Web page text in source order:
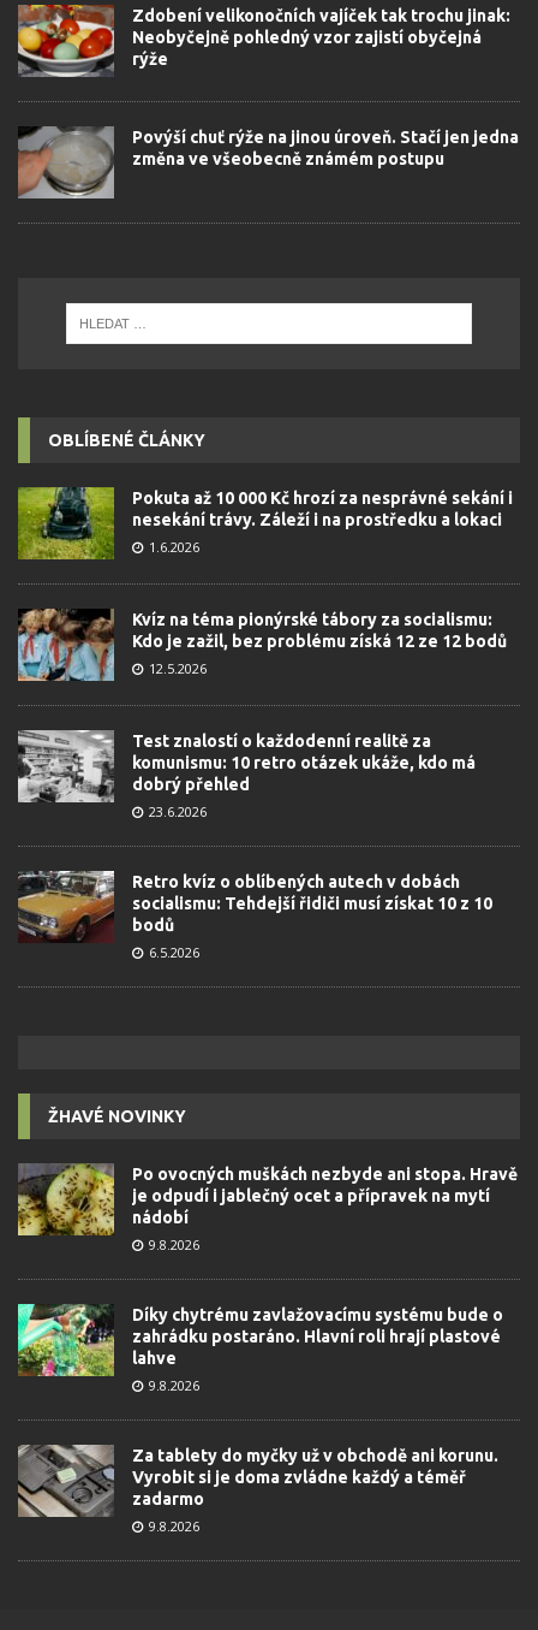
Zdobení velikonočních vajíček tak trochu jinak:
Neobyčejně pohledný vzor zajistí obyčejná
rýže
Povýší chuť rýže na jinou úroveň. Stačí jen jedna
změna ve všeobecně známém postupu
OBLÍBENÉ ČLÁNKY
Pokuta až 10 000 Kč hrozí za nesprávné sekání i
nesekání trávy. Záleží i na prostředku a lokaci
1.6.2026
Kvíz na téma pionýrské tábory za socialismu:
Kdo je zažil, bez problému získá 12 ze 12 bodů
12.5.2026
Test znalostí o každodenní realitě za
komunismu: 10 retro otázek ukáže, kdo má
dobrý přehled
23.6.2026
Retro kvíz o oblíbených autech v dobách
socialismu: Tehdejší řidiči musí získat 10 z 10
bodů
6.5.2026
ŽHAVÉ NOVINKY
Po ovocných muškách nezbyde ani stopa. Hravě
je odpudí i jablečný ocet a přípravek na mytí
nádobí
9.8.2026
Díky chytrému zavlažovacímu systému bude o
zahrádku postaráno. Hlavní roli hrají plastové
lahve
9.8.2026
Za tablety do myčky už v obchodě ani korunu.
Vyrobit si je doma zvládne každý a téměř
zadarmo
9.8.2026